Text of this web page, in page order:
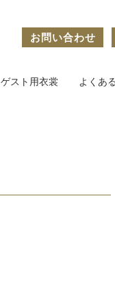
お問い合わせ
ゲスト用衣裳 よくあ